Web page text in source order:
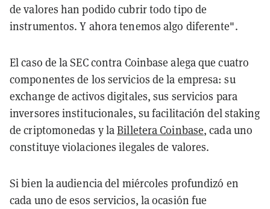
de valores han podido cubrir todo tipo de
instrumentos. Y ahora tenemos algo diferente".
El caso de la SEC contra Coinbase alega que cuatro
componentes de los servicios de la empresa: su
exchange de activos digitales, sus servicios para
inversores institucionales, su facilitación del staking
de criptomonedas y laBilletera Coinbase, cada uno
constituye violaciones ilegales de valores.
Si bien la audiencia del miércoles profundizó en
cada uno de esos servicios, la ocasión fue